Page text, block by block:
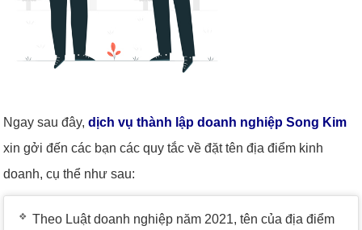
Ngay sau đây,dịch vụ thành lập doanh nghiệp Song Kim
xin gởi đến các bạn các quy tắc về đặt tên địa điểm kinh
doanh, cụ thể như sau:
Theo Luật doanh nghiệp năm 2021, tên của địa điểm